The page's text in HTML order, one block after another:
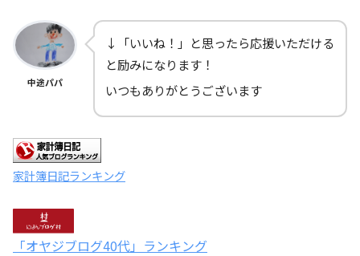
中途パパ
↓「いいね！」と思ったら応援いただける
と励みになります！
いつもありがとうございます
家計簿日記ランキング
「オヤジブログ40代」ランキング